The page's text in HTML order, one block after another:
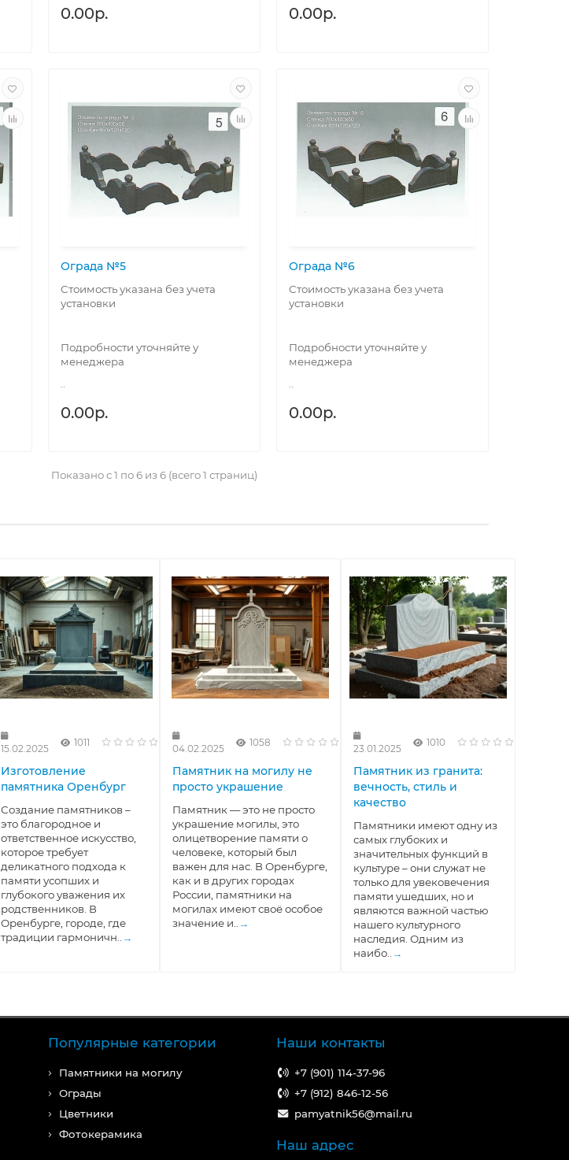
0.00р. 0.00р.
Ограда №5
Стоимость указана без учета
установки
Подробности уточняйте у
менеджера
0.00р.
Ограда №6
Стоимость указана без учета
установки
Подробности уточняйте у
менеджера
0.00р.
Показано с 1 по 6 из 6 (всего 1 страниц)
15.02.2025
1011
Изготовление
памятника Оренбург
Создание памятников –
это благородное и
ответственное искусство,
которое требует
деликатного подхода к
памяти усопших и
глубокого уважения их
родственников. В
Оренбурге, городе, где
традиции гармоничн.. →
04.02.2025
1058
Памятник на могилу не
просто украшение
Памятник — это не просто
украшение могилы, это
олицетворение памяти о
человеке, который был
важен для нас. В Оренбурге,
как и в других городах
России, памятники на
могилах имеют своё особое
значение и.. →
23.01.2025
1010
Памятник из гранита:
вечность, стиль и
качество
Памятники имеют одну из
самых глубоких и
значительных функций в
культуре – они служат не
только для увековечения
памяти ушедших, но и
являются важной частью
нашего культурного
наследия. Одним из
наибо.. →
Популярные категории
Памятники на могилу
Ограды
Цветники
Фотокерамика
Наши контакты
+7 (901) 114-37-96
+7 (912) 846-12-56
pamyatnik56@mail.ru
Наш адрес